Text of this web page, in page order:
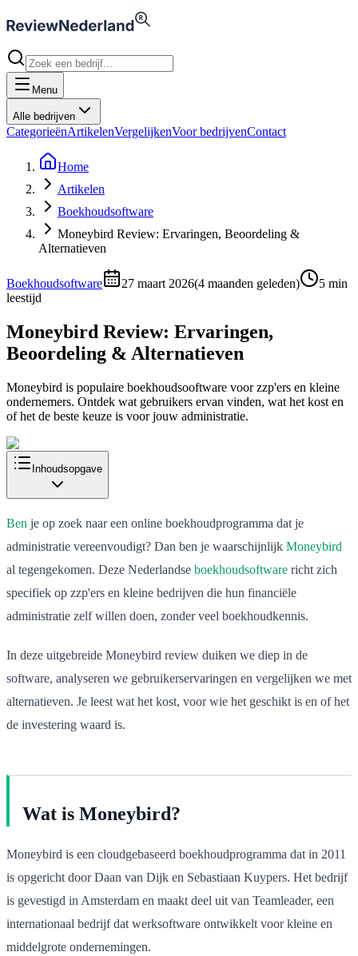
Menu
Alle bedrijven
CategorieënArtikelenVergelijkenVoor bedrijvenContact
Home
Artikelen
Boekhoudsoftware
Moneybird Review: Ervaringen, Beoordeling &
Alternatieven
Boekhoudsoftware 27 maart 2026(4 maanden geleden) 5 min
leestijd
Moneybird Review: Ervaringen,
Beoordeling & Alternatieven
Moneybird is populaire boekhoudsooftware voor zzp'ers en kleine
ondernemers. Ontdek wat gebruikers ervan vinden, wat het kost en
of het de beste keuze is voor jouw administratie.
Inhoudsopgave
Ben je op zoek naar een online boekhoudprogramma dat je
administratie vereenvoudigt? Dan ben je waarschijnlijk Moneybird
al tegengekomen. Deze Nederlandse boekhoudsoftware richt zich
specifiek op zzp'ers en kleine bedrijven die hun financiële
administratie zelf willen doen, zonder veel boekhoudkennis.
In deze uitgebreide Moneybird review duiken we diep in de
software, analyseren we gebruikerservaringen en vergelijken we met
alternatieven. Je leest wat het kost, voor wie het geschikt is en of het
de investering waard is.
Wat is Moneybird?
Moneybird is een cloudgebaseerd boekhoudprogramma dat in 2011
is opgericht door Daan van Dijk en Sebastiaan Kuypers. Het bedrijf
is gevestigd in Amsterdam en maakt deel uit van Teamleader, een
internationaal bedrijf dat werksoftware ontwikkelt voor kleine en
middelgrote ondernemingen.